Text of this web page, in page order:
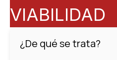
VIABILIDAD
¿De qué se trata?